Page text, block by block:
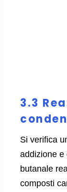
3.3
Si verifica
addizione e
butanale
composti